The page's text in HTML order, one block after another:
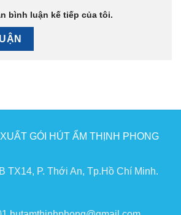
bình luận kế tiếp của tôi.
GÓI HÚT ẨM THỊNH PHONG
TX14, P. Thới An, Tp.Hồ Chí Minh.